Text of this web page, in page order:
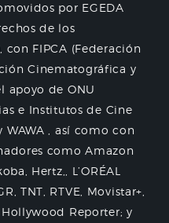
por EGEDA
de los
con FIPCA (Federación
Cinematográfica y
apoyo de ONU
e Institutos de Cine
WAWA , así como con
como Amazon
Hertz,, L’ORÉAL
TNT, RTVE, Movistar+,
Hollywood Reporter; y